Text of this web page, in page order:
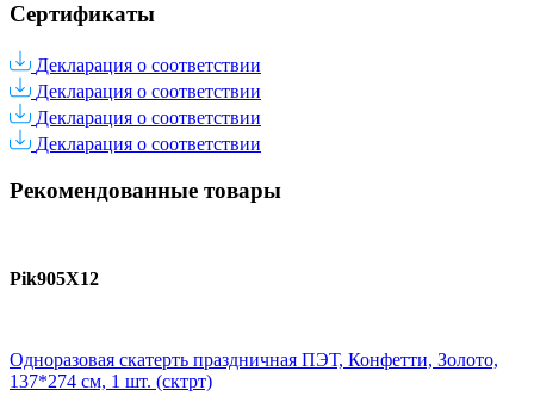
Сертификаты
Декларация о соответствии
Декларация о соответствии
Декларация о соответствии
Декларация о соответствии
Рекомендованные товары
Pik905X12
Одноразовая скатерть праздничная ПЭТ, Конфетти, Золото,
137*274 см, 1 шт. (сктрт)